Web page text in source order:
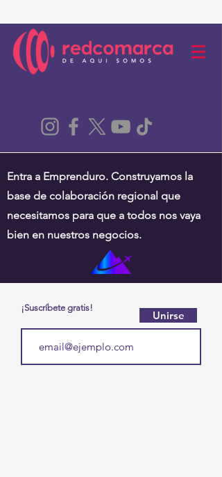
Entra a Emprenduro. Construyamos la
base de colaboración regional que
necesitamos para que a todos nos vaya
bien en nuestros negocios.
¡Suscríbete gratis!
Unirse